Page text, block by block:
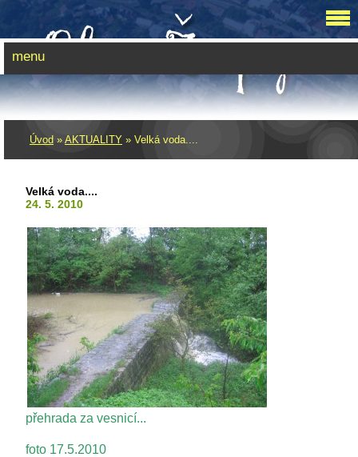
Úvod » AKTUALITY » Velká voda....
Velká voda....
24. 5. 2010
přehrada za vesnicí...
foto 17.5.2010
menu